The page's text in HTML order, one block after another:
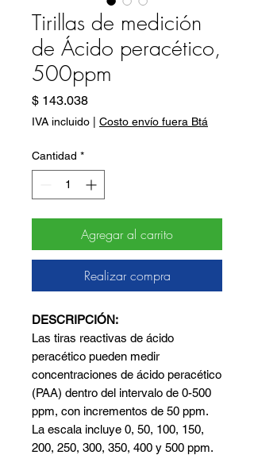
Tirillas de medición
de Ácido peracético,
500ppm
$ 143.038Precio
IVA incluido Costo envío fuera Btá
Cantidad *
Agregar al carrito
Realizar compra
DESCRIPCIÓN:
Las tiras reactivas de ácido
peracético pueden medir
concentraciones de ácido peracético
(PAA) dentro del intervalo de 0-500
ppm, con incrementos de 50 ppm.
La escala incluye 0, 50, 100, 150,
200, 250, 300, 350, 400 y 500 ppm.